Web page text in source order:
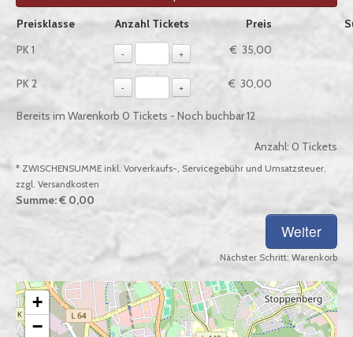
Auswahl von Tickets pro Preiskategorie, sofern verfügbar
Preisklasse Anzahl Tickets Preis
PK 1
- + € 35,00
PK 2 - + € 30,00
Bereits im Warenkorb 0 Tickets - Noch buchbar12
Anzahl: 0 Tickets
* ZWISCHENSUMME inkl. Vorverkaufs-, Servicegebühr und Umsatzsteuer,
zzgl. Versandkosten
Summe:€ 0,00
Nächster Schritt: Warenkorb
+
−